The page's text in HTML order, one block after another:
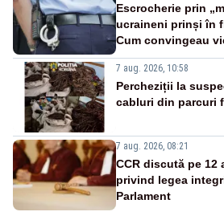
Escrocherie prin
ucraineni prinși în
Cum convingeau
7 aug. 2026, 10:58
Percheziții la
cabluri din parcuri
7 aug. 2026, 08:21
CCR discută pe 12
privind legea
Parlament